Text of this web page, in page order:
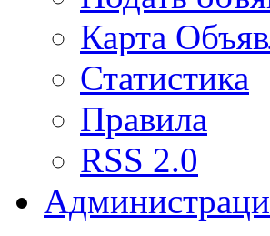
Карта
Статистика
Правила
RSS 2.0